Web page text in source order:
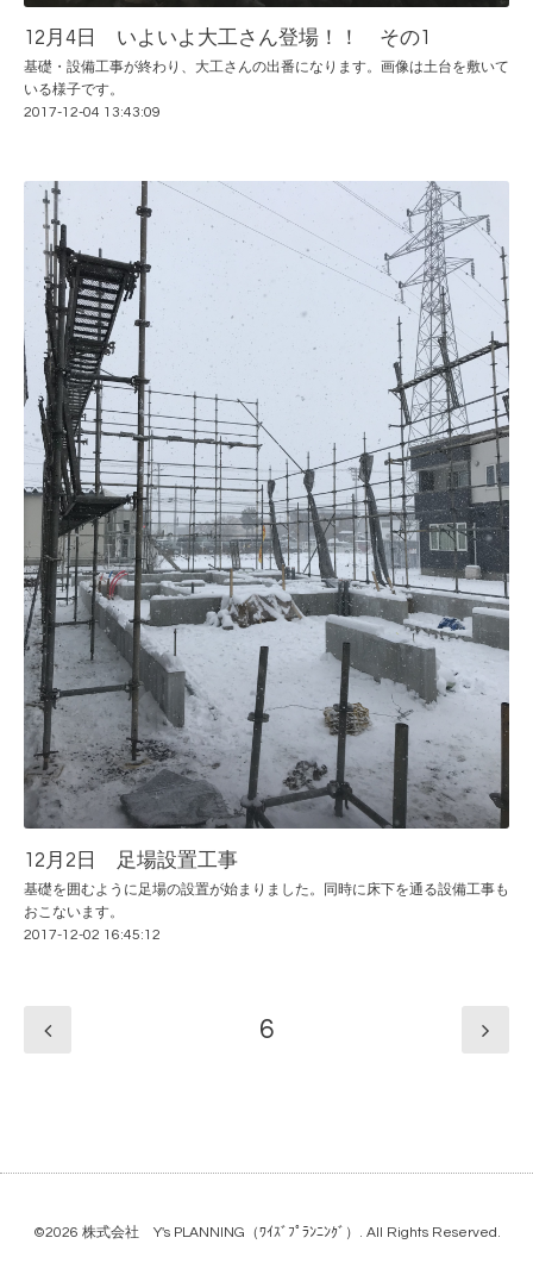
12月4日 いよいよ大工さん登場！！ その1
基礎・設備工事が終わり、大工さんの出番になります。画像は土台を敷いて
いる様子です。
2017-12-04 13:43:09
12月2日 足場設置工事
基礎を囲むように足場の設置が始まりました。同時に床下を通る設備工事も
おこないます。
2017-12-02 16:45:12
6
©2026 株式会社 Y's PLANNING（ﾜｲｽﾞﾌﾟﾗﾝﾆﾝｸﾞ） . All Rights Reserved.